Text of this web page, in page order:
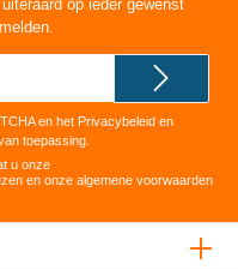
op ieder gewenst
en het Privacybeleiden
toepassing.
u onze
en onzealgemene voorwaarden